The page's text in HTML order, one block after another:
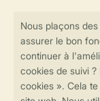
Réservations
contactez notre